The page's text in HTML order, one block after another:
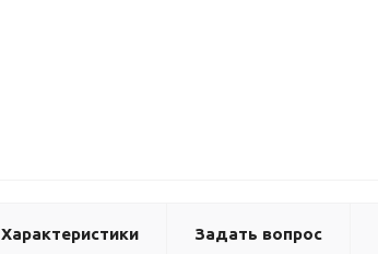
Характеристики Задать вопрос